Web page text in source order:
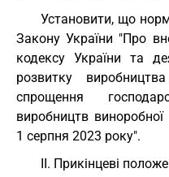
Установити, що
Закону України "Про
кодексу України та
розвитку
спрощення
виробництв виноробної
1 серпня 2023 року".
II. Прикінцеві